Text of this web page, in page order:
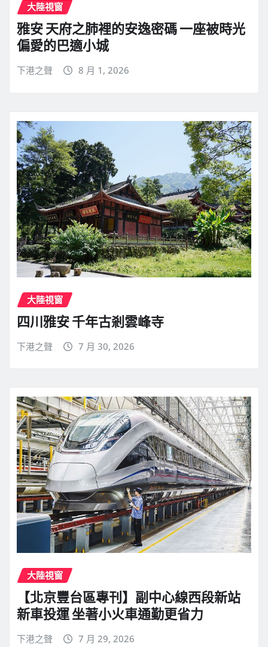
大陸視窗
雅安 天府之肺裡的安逸密碼 一座被時光
偏愛的巴適小城
下港之聲 8 月 1, 2026
大陸視窗
四川雅安 千年古剎雲峰寺
下港之聲 7 月 30, 2026
大陸視窗
【北京豐台區專刊】副中心線西段新站
新車投運 坐著小火車通勤更省力
下港之聲 7 月 29, 2026